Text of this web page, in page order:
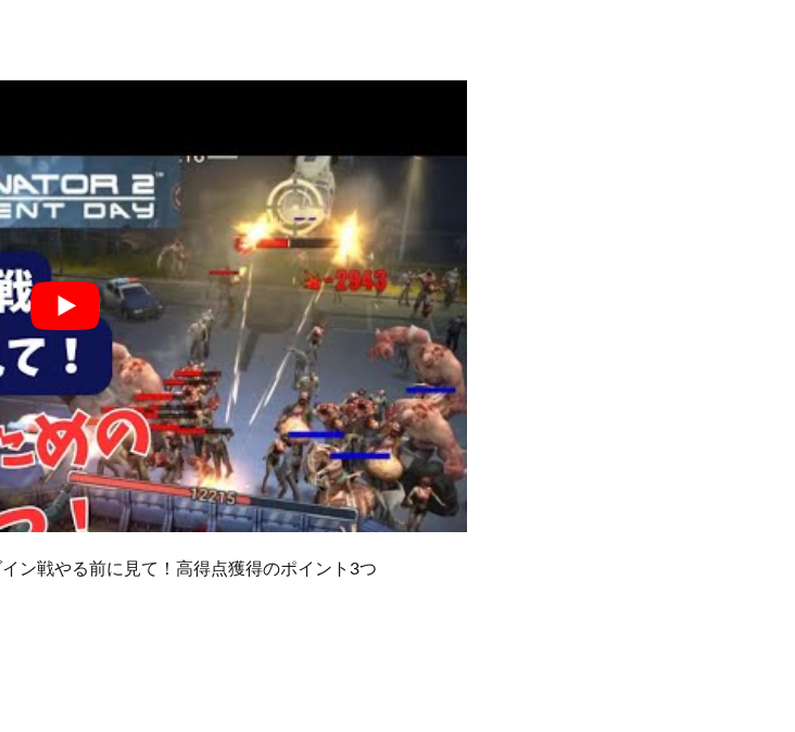
ン戦やる前に見て！高得点獲得のポイント3つ